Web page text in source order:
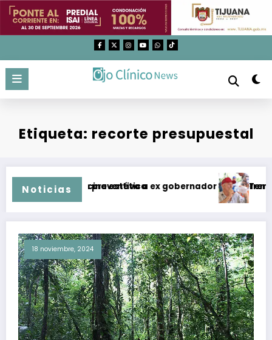
Saltar
contenido
Etiqueta: recorte presupuestal
Noticias
en medicina estética
dan prisión preventiva a ex gobernador de Guerrero por
18 noviembre, 2024